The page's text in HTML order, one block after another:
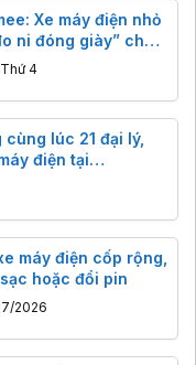
Xe máy điện nhỏ
ni đóng giày” cho
4
lúc 21 đại lý,
điện tại
máy điện cốp rộng,
hoặc đổi pin
2026